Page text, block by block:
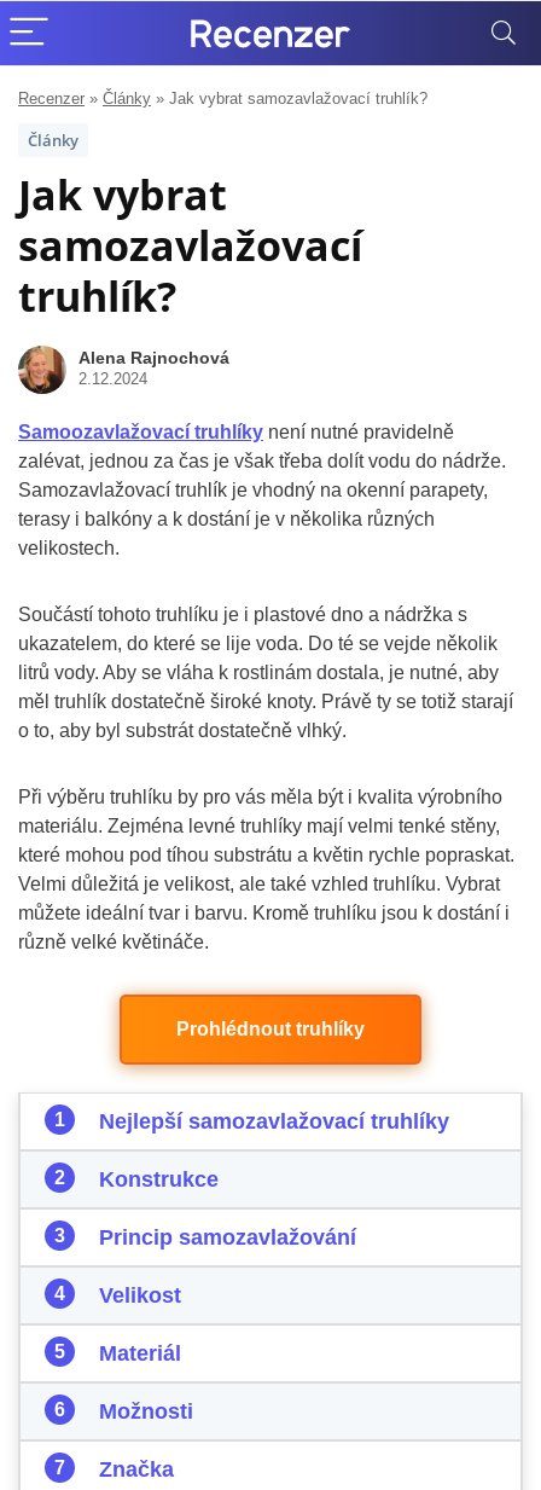
Recenzer » Články » Jak vybrat samozavlažovací truhlík?
Články
Jak vybrat
samozavlažovací
truhlík?
Alena Rajnochová
2.12.2024
Samoozavlažovací truhlíky není nutné pravidelně
zalévat, jednou za čas je však třeba dolít vodu do nádrže.
Samozavlažovací truhlík je vhodný na okenní parapety,
terasy i balkóny a k dostání je v několika různých
velikostech.
Součástí tohoto truhlíku je i plastové dno a nádržka s
ukazatelem, do které se lije voda. Do té se vejde několik
litrů vody. Aby se vláha k rostlinám dostala, je nutné, aby
měl truhlík dostatečně široké knoty. Právě ty se totiž starají
o to, aby byl substrát dostatečně vlhký.
Při výběru truhlíku by pro vás měla být i kvalita výrobního
materiálu. Zejména levné truhlíky mají velmi tenké stěny,
které mohou pod tíhou substrátu a květin rychle popraskat.
Velmi důležitá je velikost, ale také vzhled truhlíku. Vybrat
můžete ideální tvar i barvu. Kromě truhlíku jsou k dostání i
různě velké květináče.
Prohlédnout truhlíky
Nejlepší samozavlažovací truhlíky
Konstrukce
Princip samozavlažování
Velikost
Materiál
Možnosti
Značka